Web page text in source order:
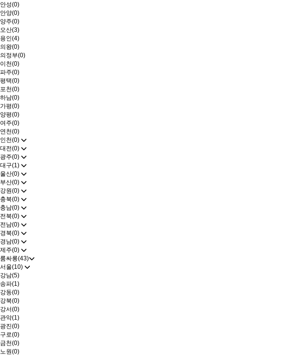
안성(0)
안양(0)
양주(0)
오산(3)
용인(4)
의왕(0)
의정부(0)
이천(0)
파주(0)
평택(0)
포천(0)
하남(0)
가평(0)
양평(0)
여주(0)
연천(0)
인천(0)
대전(0)
광주(0)
대구(1)
울산(0)
부산(0)
강원(0)
충북(0)
충남(0)
전북(0)
전남(0)
경북(0)
경남(0)
제주(0)
룸싸롱(43)
서울(10)
강남(5)
송파(1)
강동(0)
강북(0)
강서(0)
관악(1)
광진(0)
구로(0)
금천(0)
노원(0)